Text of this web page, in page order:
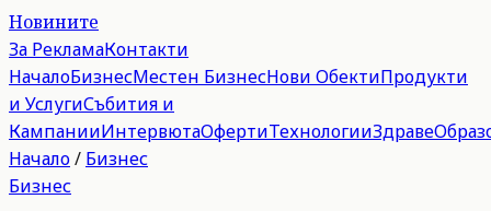
Новините
За РекламаКонтакти
НачалоБизнесМестен БизнесНови ОбектиПродукти
и УслугиСъбития и
КампанииИнтервютаОфертиТехнологииЗдраве
Начало/ Бизнес
Бизнес